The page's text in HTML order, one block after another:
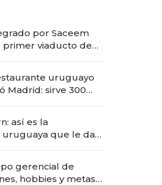
por Saceem
primer viaducto de
uruguayo
Madrid: sirve 300
así es la
que le da
gerencial de
hobbies y metas